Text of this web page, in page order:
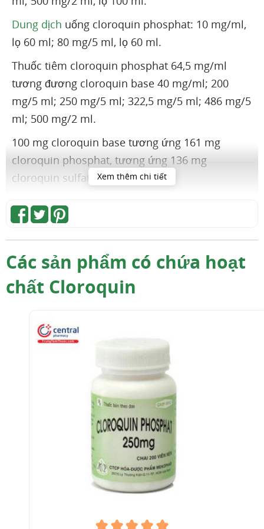
Dung dịch uống cloroquin phosphat: 10 mg/ml,
lọ 60 ml; 80 mg/5 ml, lọ 60 ml.
Thuốc tiêm cloroquin phosphat 64,5 mg/ml
tương đương cloroquin base 40 mg/ml; 200
mg/5 ml; 250 mg/5 ml; 322,5 mg/5 ml; 486 mg/5
ml; 500 mg/2 ml.
100 mg cloroquin base tương ứng 161 mg
cloroquin phosphat, tương ứng 136 mg
cloroquin sulfat.
Cloroquinlà một dẫn chất của 4-aminoquinolin
được sử dụng rộng rãi trong phòng và điều trị
sốt rét. Cloroquin có tác dụng tốt trên các thể
trong hồng cầu của P. vivax, P. malariae, P.
ovale, P. knowlesi và các chủng P. falciparum
tình trạng kháng thuốc xảy ra phổ biến, hiện
cloroquin không được sử dụng điều trị P.
falciparum ở hầu hết các vùng trên thế giới.
Cơ chế tác dụng chống sốt rét của thuốc còn
chưa rõ nhưng có thể do thuốc tác động đến
quá trình tiêu haemoglobin bằng cách tăng pH
trong nang của tế bào ký sinh trùng sốt rét.
Thuốc cũng cản trở sự tổng hợp nucleoprotein
của ký sinh trùng sốt rét và ức chế một số enzym
một phần do tương tác vớiDNA
Xem thêm chi tiết
Các sản phẩm có chứa hoạt
chất Cloroquin